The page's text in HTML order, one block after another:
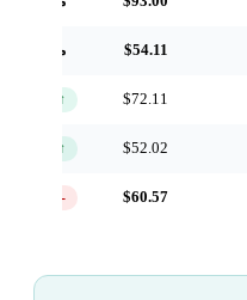
$54.11 مرجعي
$72.11 ↑ فوق
$52.02 ↑ فوق
$60.57